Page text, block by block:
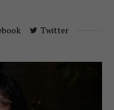
Twitter